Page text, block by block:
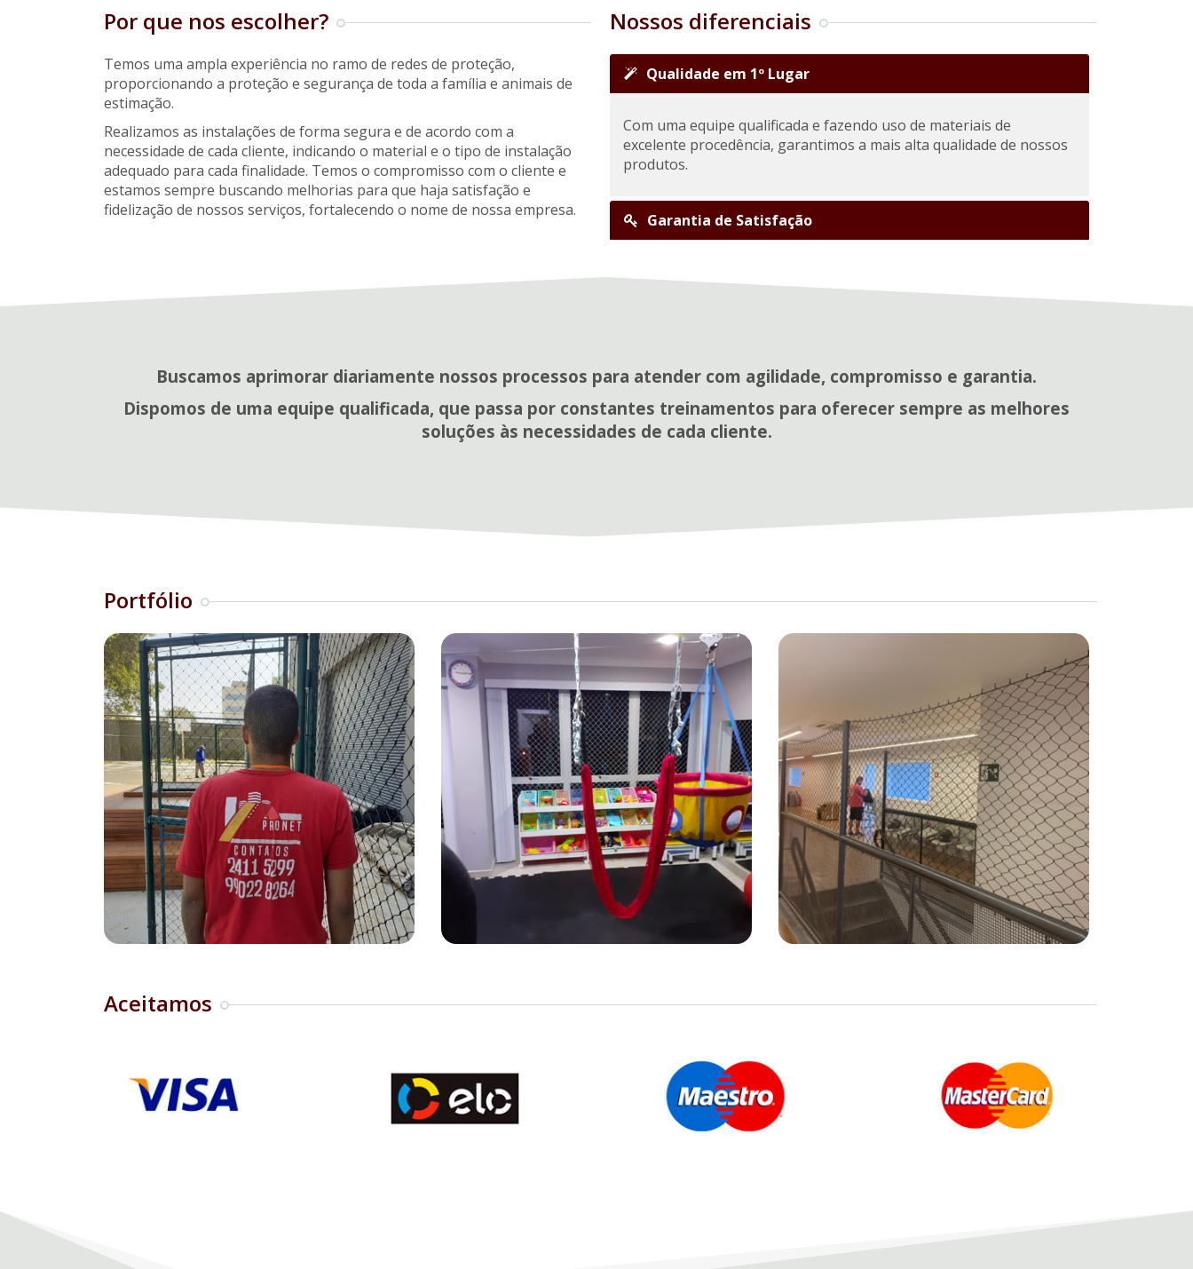
Por que nos escolher?
Temos uma ampla experiência no ramo de redes de proteção,
proporcionando a proteção e segurança de toda a família e animais de
estimação.
Realizamos as instalações de forma segura e de acordo com a
necessidade de cada cliente, indicando o material e o tipo de instalação
adequado para cada finalidade. Temos o compromisso com o cliente e
estamos sempre buscando melhorias para que haja satisfação e
fidelização de nossos serviços, fortalecendo o nome de nossa empresa.
Nossos diferenciais
Qualidade em 1º Lugar
Com uma equipe qualificada e fazendo uso de materiais de
excelente procedência, garantimos a mais alta qualidade de nossos
produtos.
Garantia de Satisfação
Buscamos aprimorar diariamente nossos processos para atender com agilidade, compromisso e garantia.
Dispomos de uma equipe qualificada, que passa por constantes treinamentos para oferecer sempre as melhores
soluções às necessidades de cada cliente.
Portfólio
Aceitamos